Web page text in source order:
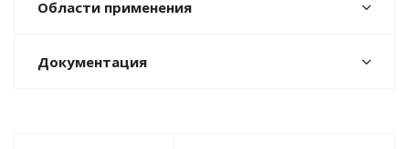
Области применения
Документация